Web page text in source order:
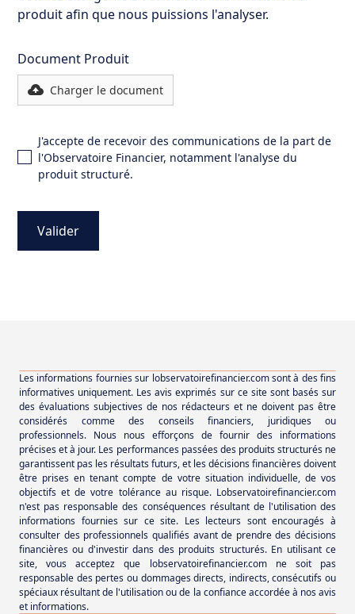
produit afin que nous puissions l'analyser.
Document Produit
Charger le document
J'accepte de recevoir des communications de la part de
l'Observatoire Financier, notamment l'analyse du
produit structuré.
Les informations fournies sur lobservatoirefinancier.com sont à des fins
informatives uniquement. Les avis exprimés sur ce site sont basés sur
des évaluations subjectives de nos rédacteurs et ne doivent pas être
considérés comme des conseils financiers, juridiques ou
professionnels. Nous nous efforçons de fournir des informations
précises et à jour. Les performances passées des produits structurés ne
garantissent pas les résultats futurs, et les décisions financières doivent
être prises en tenant compte de votre situation individuelle, de vos
objectifs et de votre tolérance au risque. Lobservatoirefinancier.com
n'est pas responsable des conséquences résultant de l'utilisation des
informations fournies sur ce site. Les lecteurs sont encouragés à
consulter des professionnels qualifiés avant de prendre des décisions
financières ou d'investir dans des produits structurés. En utilisant ce
site, vous acceptez que lobservatoirefinancier.com ne soit pas
responsable des pertes ou dommages directs, indirects, consécutifs ou
spéciaux résultant de l'utilisation ou de la confiance accordée à nos avis
et informations.